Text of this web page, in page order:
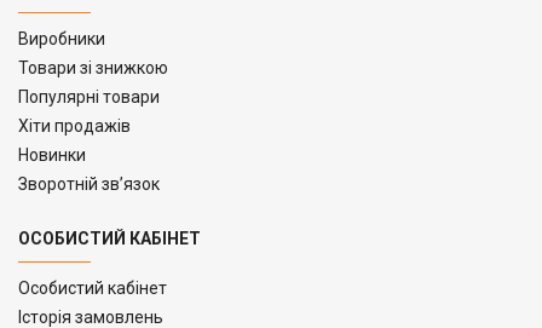
Виробники
Товари зі знижкою
Популярні товари
Хіти продажів
Новинки
Зворотній зв’язок
ОСОБИСТИЙ КАБІНЕТ
Особистий кабінет
Історія замовлень